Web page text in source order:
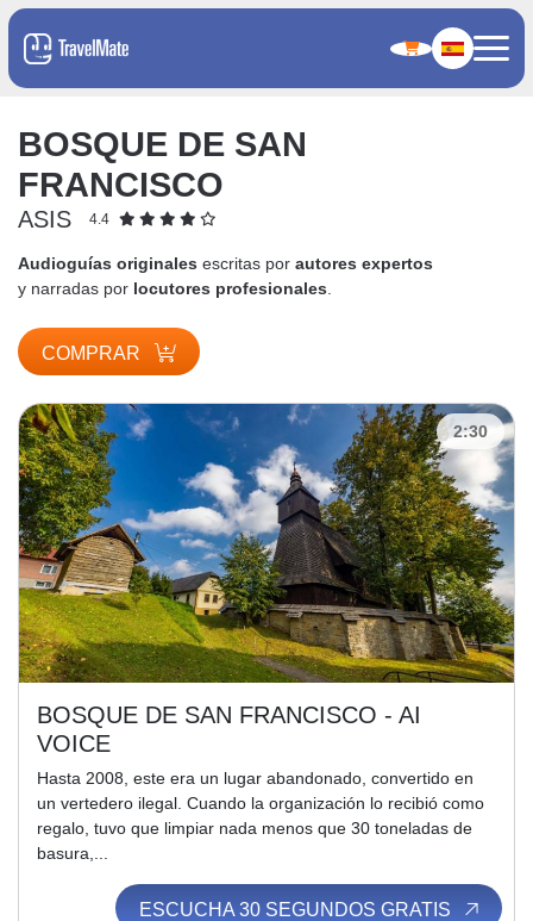
BOSQUE DE SAN
FRANCISCO
ASIS 4.4
Audioguías originales escritas por autores expertos
y narradas por locutores profesionales
COMPRAR
2:30
BOSQUE DE SAN FRANCISCO - AI
VOICE
Hasta 2008, este era un lugar abandonado, convertido en
un vertedero ilegal. Cuando la organización lo recibió como
regalo, tuvo que limpiar nada menos que 30 toneladas de
basura,...
ESCUCHA 30 SEGUNDOS GRATIS